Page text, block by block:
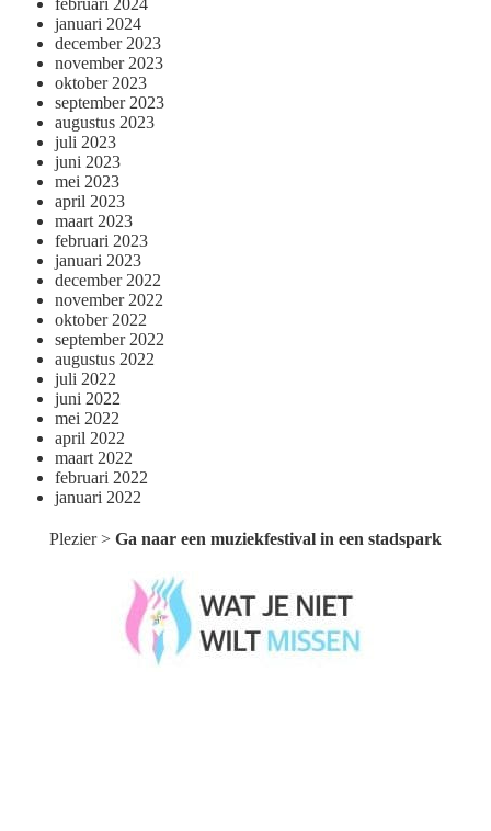
januari 2024
december 2023
november 2023
oktober 2023
september 2023
augustus 2023
juli 2023
juni 2023
mei 2023
april 2023
maart 2023
februari 2023
januari 2023
december 2022
november 2022
oktober 2022
september 2022
augustus 2022
juli 2022
juni 2022
mei 2022
april 2022
maart 2022
februari 2022
januari 2022
Plezier> Ga naar een muziekfestival in een stadspark